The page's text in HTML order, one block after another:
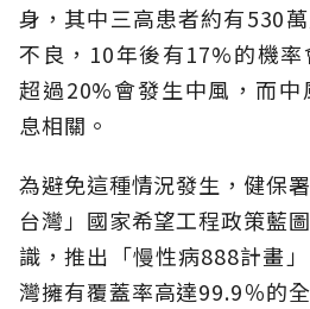
身，其中三高患者約有530
不良，10年後有17%的機
超過20%會發生中風，而
息相關。
為避免這種情況發生，健保
台灣」國家希望工程政策藍
識，推出「慢性病888計畫
灣擁有覆蓋率高達99.9％的